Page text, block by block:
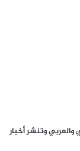
وتنشر أخبار